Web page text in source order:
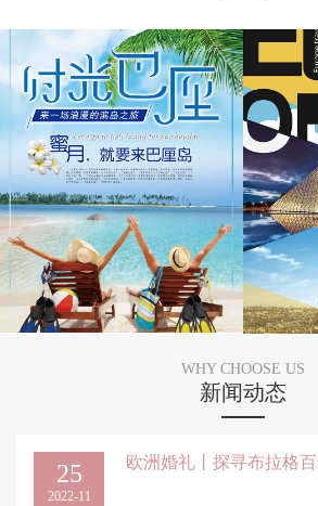
WHY CHOOSE US
新闻动态
25
2022-11
欧洲婚礼丨探寻布拉格